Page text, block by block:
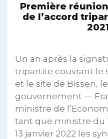
Première
de l’accord
Un an après la
tripartite couvrant le
et le site de Bissen,
gouvernement —
ministre de
tant que ministre du
13 janvier 2022 les